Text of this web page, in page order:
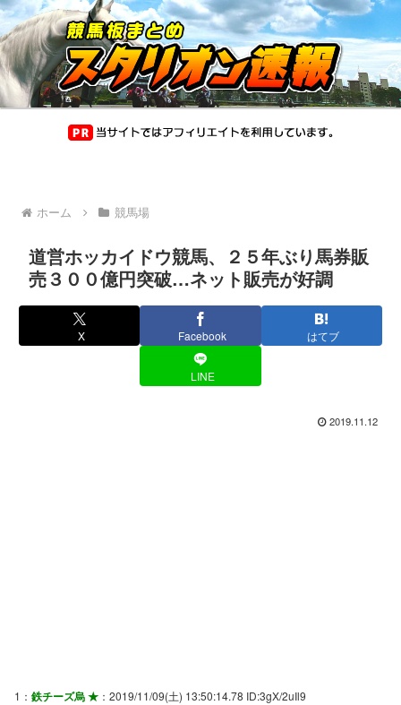
ホーム 競馬場
道営ホッカイドウ競馬、２５年ぶり馬券販
売３００億円突破…ネット販売が好調
X Facebook はてブ
LINE
2019.11.12
1： 鉄チーズ烏 ★ ：2019/11/09(土) 13:50:14.78 ID:3gX/2uIl9